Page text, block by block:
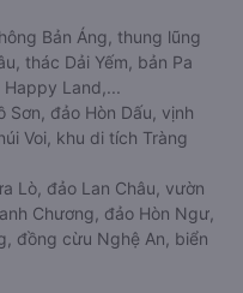
Bản Áng, thung lũng
thác Dải Yếm, bản Pa
Land,...
Sơn, đảo Hòn Dấu, vịnh
Voi, khu di tích Tràng
Lò, đảo Lan Châu, vườn
Chương, đảo Hòn Ngư,
đồng cừu Nghệ An, biển